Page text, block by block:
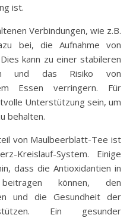
ist.
Verbindungen, wie z.B.
bei, die Aufnahme von
kann zu einer stabileren
und das Risiko von
Essen verringern. Für
Unterstützung sein, um
behalten.
von Maulbeerblatt-Tee ist
Kreislauf-System. Einige
dass die Antioxidantien in
können, den
und die Gesundheit der
Ein gesunder